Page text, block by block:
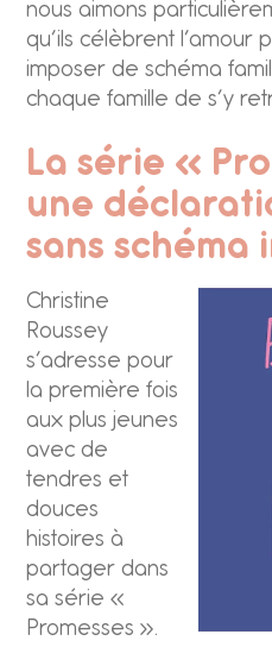
nous aimons
qu’ils célèbrent l’amour
imposer de schéma
chaque famille de s’y
La série «
une
sans schéma
Christine
Roussey
s’adresse pour
la première fois
aux plus jeunes
avec de
tendres et
douces
histoires à
partager dans
sa série «
Promesses ».